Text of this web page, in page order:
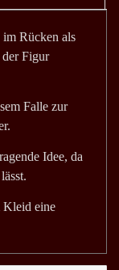
Rücken als
der Figur
Falle zur
Idee, da
Kleid eine